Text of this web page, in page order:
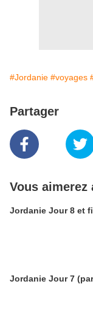
#Jordanie #voyages
Partager
Vous aimerez
Jordanie Jour 8 et
Jordanie Jour 7